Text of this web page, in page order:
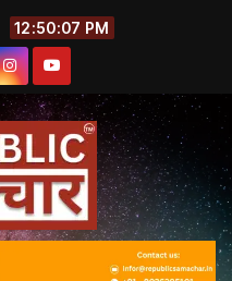
12:50:08 PM